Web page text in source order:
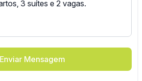
Enviar Mensagem